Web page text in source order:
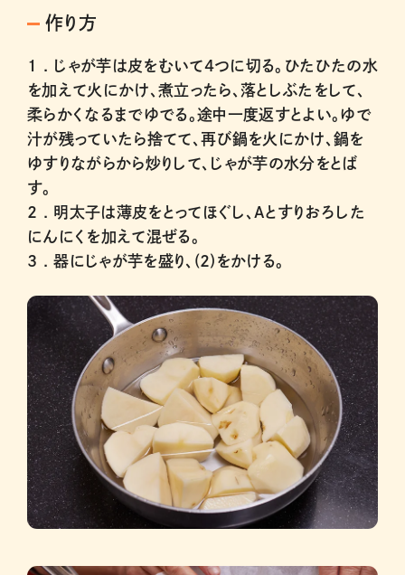
作り方
1 . じゃが芋は皮をむいて4つに切る。ひたひたの水
を加えて火にかけ、煮立ったら、落としぶたをして、
柔らかくなるまでゆでる。途中一度返すとよい。ゆで
汁が残っていたら捨てて、再び鍋を火にかけ、鍋を
ゆすりながらから炒りして、じゃが芋の水分をとば
す。
2 . 明太子は薄皮をとってほぐし、Aとすりおろした
にんにくを加えて混ぜる。
3 .器にじゃが芋を盛り、(2)をかける。